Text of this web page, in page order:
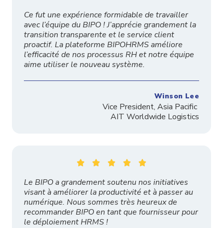
Ce fut une expérience formidable de travailler
avec l’équipe du BIPO ! J’apprécie grandement la
transition transparente et le service client
proactif. La plateforme BIPOHRMS améliore
l’efficacité de nos processus RH et notre équipe
aime utiliser le nouveau système.
Winson Lee
Vice President, Asia Pacific
AIT Worldwide Logistics
    
Le BIPO a grandement soutenu nos initiatives
visant à améliorer la productivité et à passer au
numérique. Nous sommes très heureux de
recommander BIPO en tant que fournisseur pour
le déploiement HRMS !